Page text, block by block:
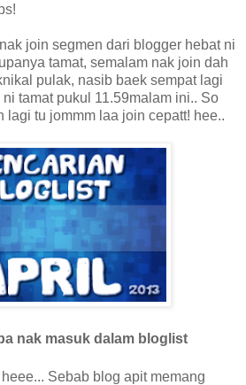
join segmen dari blogger hebat ni
tamat, semalam nak join dah
pulak, nasib baek sempat lagi
tamat pukul 11.59malam ini.. So
lagi tu jommm laa join cepatt! hee..
nak masuk dalam bloglist
Sebab blog apit memang